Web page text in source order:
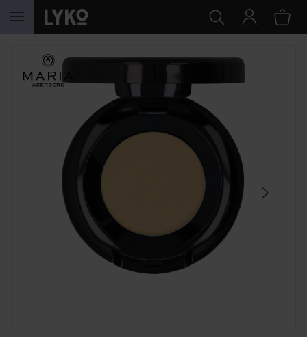
HOPPA TILL INNEHÅLLET
HOPPA ÖVER SEKTIONEN